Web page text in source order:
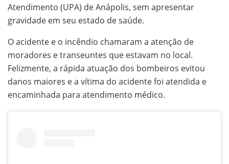
Atendimento (UPA) de Anápolis, sem apresentar
gravidade em seu estado de saúde.
O acidente e o incêndio chamaram a atenção de
moradores e transeuntes que estavam no local.
Felizmente, a rápida atuação dos bombeiros evitou
danos maiores e a vítima do acidente foi atendida e
encaminhada para atendimento médico.